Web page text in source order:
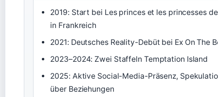
2019: Start bei Les princes et les princesses de
in Frankreich
2021: Deutsches Reality-Debüt bei Ex On The
2023–2024: Zwei Staffeln Temptation Island
2025: Aktive Social-Media-Präsenz,
über Beziehungen